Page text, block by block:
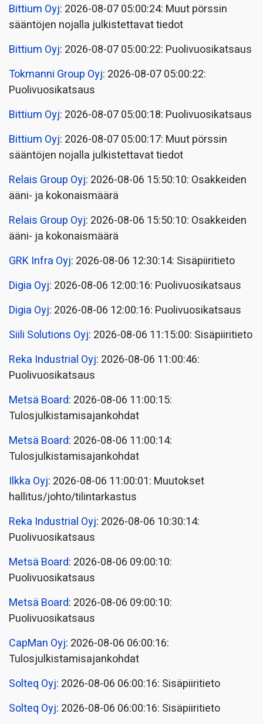
Bittium Oyj: 2026-08-07 05:00:24: Muut pörssin
sääntöjen nojalla julkistettavat tiedot
Bittium Oyj: 2026-08-07 05:00:22: Puolivuosikatsaus
Tokmanni Group Oyj: 2026-08-07 05:00:22:
Puolivuosikatsaus
Bittium Oyj: 2026-08-07 05:00:18: Puolivuosikatsaus
Bittium Oyj: 2026-08-07 05:00:17: Muut pörssin
sääntöjen nojalla julkistettavat tiedot
Relais Group Oyj: 2026-08-06 15:50:10: Osakkeiden
ääni- ja kokonaismäärä
Relais Group Oyj: 2026-08-06 15:50:10: Osakkeiden
ääni- ja kokonaismäärä
GRK Infra Oyj: 2026-08-06 12:30:14: Sisäpiiritieto
Digia Oyj: 2026-08-06 12:00:16: Puolivuosikatsaus
Digia Oyj: 2026-08-06 12:00:16: Puolivuosikatsaus
Siili Solutions Oyj: 2026-08-06 11:15:00: Sisäpiiritieto
Reka Industrial Oyj: 2026-08-06 11:00:46:
Puolivuosikatsaus
Metsä Board: 2026-08-06 11:00:15:
Tulosjulkistamisajankohdat
Metsä Board: 2026-08-06 11:00:14:
Tulosjulkistamisajankohdat
Ilkka Oyj: 2026-08-06 11:00:01: Muutokset
hallitus/johto/tilintarkastus
Reka Industrial Oyj: 2026-08-06 10:30:14:
Puolivuosikatsaus
Metsä Board: 2026-08-06 09:00:10:
Puolivuosikatsaus
Metsä Board: 2026-08-06 09:00:10:
Puolivuosikatsaus
CapMan Oyj: 2026-08-06 06:00:16:
Tulosjulkistamisajankohdat
Solteq Oyj: 2026-08-06 06:00:16: Sisäpiiritieto
Solteq Oyj: 2026-08-06 06:00:16: Sisäpiiritieto